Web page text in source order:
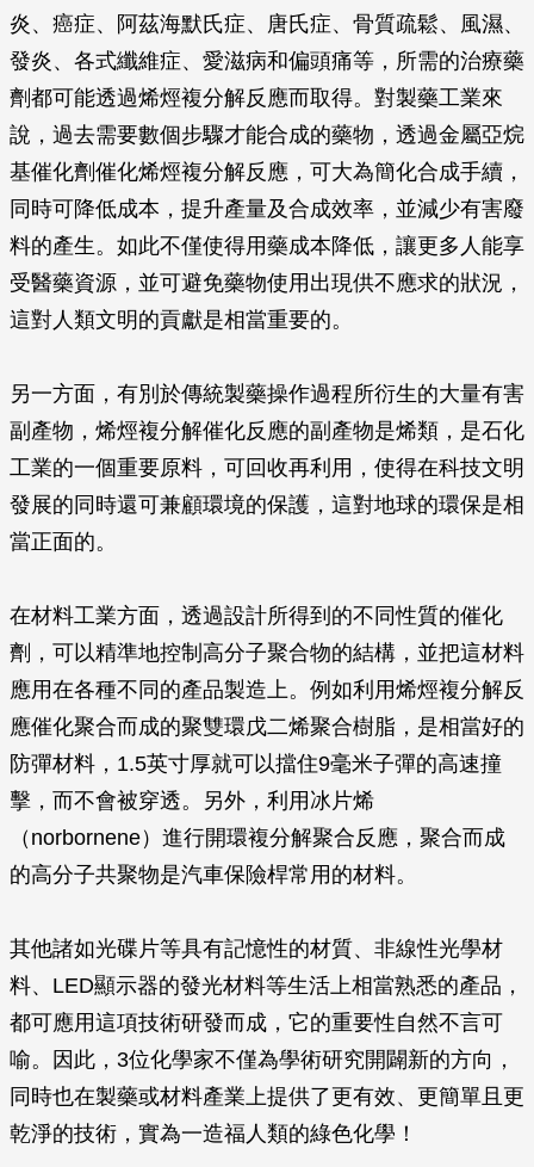
炎、癌症、阿茲海默氏症、唐氏症、骨質疏鬆、風濕、
發炎、各式纖維症、愛滋病和偏頭痛等，所需的治療藥
劑都可能透過烯烴複分解反應而取得。對製藥工業來
說，過去需要數個步驟才能合成的藥物，透過金屬亞烷
基催化劑催化烯烴複分解反應，可大為簡化合成手續，
同時可降低成本，提升產量及合成效率，並減少有害廢
料的產生。如此不僅使得用藥成本降低，讓更多人能享
受醫藥資源，並可避免藥物使用出現供不應求的狀況，
這對人類文明的貢獻是相當重要的。
另一方面，有別於傳統製藥操作過程所衍生的大量有害
副產物，烯烴複分解催化反應的副產物是烯類，是石化
工業的一個重要原料，可回收再利用，使得在科技文明
發展的同時還可兼顧環境的保護，這對地球的環保是相
當正面的。
在材料工業方面，透過設計所得到的不同性質的催化
劑，可以精準地控制高分子聚合物的結構，並把這材料
應用在各種不同的產品製造上。例如利用烯烴複分解反
應催化聚合而成的聚雙環戊二烯聚合樹脂，是相當好的
防彈材料，1.5英寸厚就可以擋住9毫米子彈的高速撞
擊，而不會被穿透。另外，利用冰片烯
（norbornene）進行開環複分解聚合反應，聚合而成
的高分子共聚物是汽車保險桿常用的材料。
其他諸如光碟片等具有記憶性的材質、非線性光學材
料、LED顯示器的發光材料等生活上相當熟悉的產品，
都可應用這項技術研發而成，它的重要性自然不言可
喻。因此，3位化學家不僅為學術研究開闢新的方向，
同時也在製藥或材料產業上提供了更有效、更簡單且更
乾淨的技術，實為一造福人類的綠色化學！